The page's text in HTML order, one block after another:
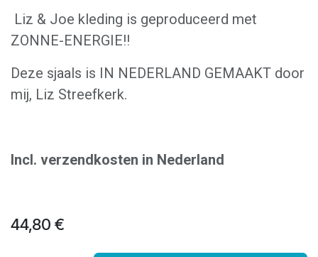
Liz & Joe kleding is geproduceerd met
ZONNE-ENERGIE!!
Deze sjaals is IN NEDERLAND GEMAAKT door
mij, Liz Streefkerk.
Incl. verzendkosten in Nederland
44,80 €